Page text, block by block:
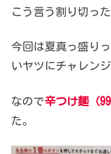
こう言う割り切っ
今回は夏真っ盛り
いヤツにチャレン
なので辛つけ麺 （
た。